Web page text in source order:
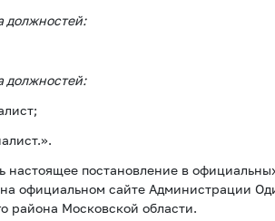
должностей:
должностей:
настоящее постановление в
официальном сайте Администрации
района Московской области.